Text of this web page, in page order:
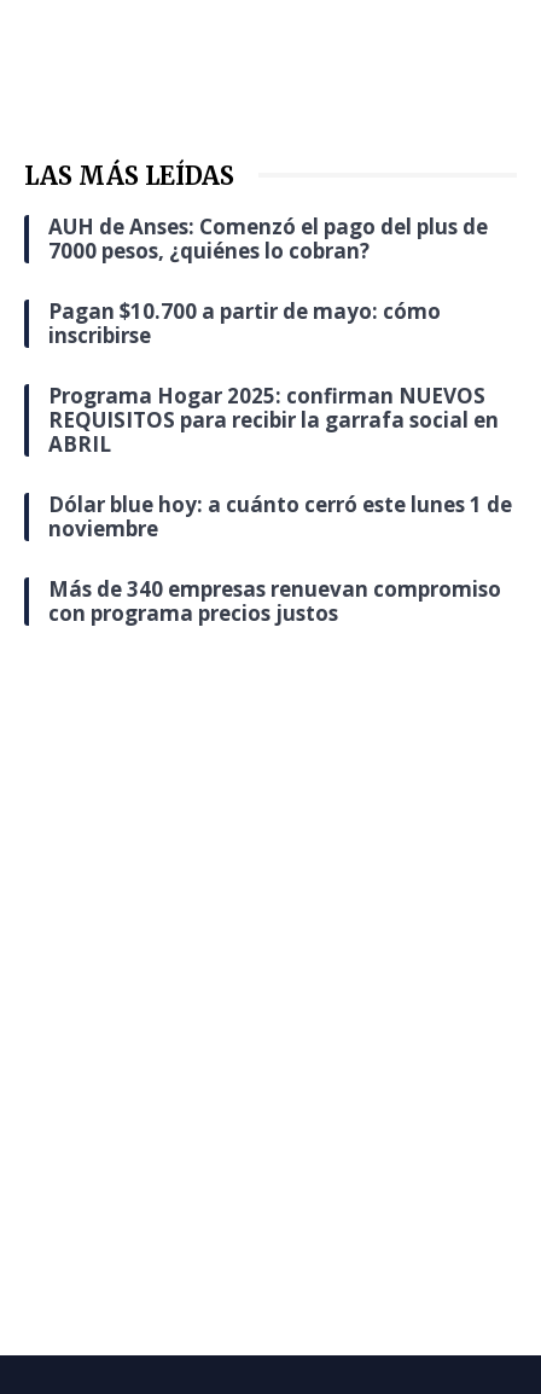
LAS MÁS LEÍDAS
AUH de Anses: Comenzó el pago del plus de
7000 pesos, ¿quiénes lo cobran?
Pagan $10.700 a partir de mayo: cómo
inscribirse
Programa Hogar 2025: confirman NUEVOS
REQUISITOS para recibir la garrafa social en
ABRIL
Dólar blue hoy: a cuánto cerró este lunes 1 de
noviembre
Más de 340 empresas renuevan compromiso
con programa precios justos